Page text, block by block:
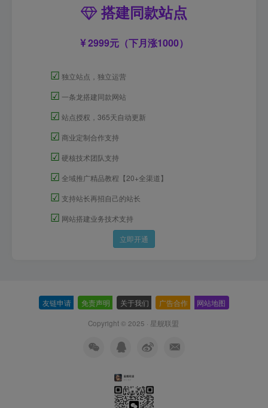
搭建同款站点
2999元（下月涨1000）
☑ 独立站点，独立运营
☑ 一条龙搭建同款网站
☑ 站点授权，365天自动更新
☑ 商业定制合作支持
☑ 硬核技术团队支持
☑ 全域推广精品教程【20+全渠道】
☑ 支持站长再招自己的站长
☑ 网站搭建业务技术支持
立即开通
友链申请 免责声明 关于我们 广告合作 网站地图
Copyright © 2025 · 星舰联盟